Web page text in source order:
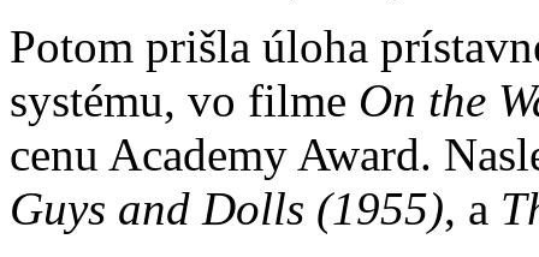
Potom prišla úloha
systému, vo filme On the
cenu Academy Award.
Guys and Dolls (1955), a